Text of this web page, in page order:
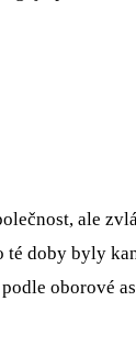
ale
doby byly
oborové